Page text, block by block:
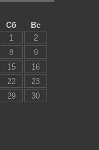
Сб
Вс
1
2
8
9
15
16
22
23
29
30